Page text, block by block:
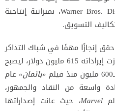
السينمائية تحت مظلة Warner Bros. Discovery، بميزانية إنتاجية
إنجازًا مهمًا في شباك التذاكر
العالمي هذا الصيف بعدما تجاوزت إيراداته 615 مليون دولار، ليصبح
«باتمان» عام
واسعة من النقاد والجمهور،
Marvel، حيث عانت إصداراتها